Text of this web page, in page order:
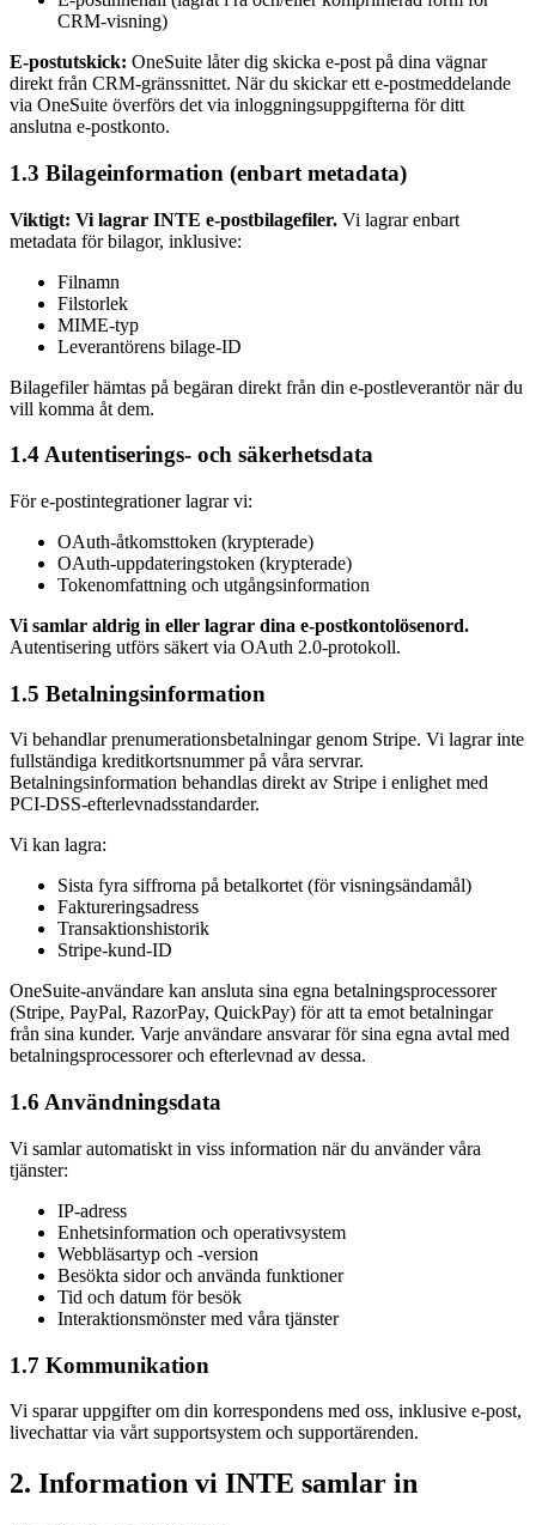
CRM-visning)
E-postutskick: OneSuite låter dig skicka e-post på dina vägnar
direkt från CRM-gränssnittet. När du skickar ett e-postmeddelande
via OneSuite överförs det via inloggningsuppgifterna för ditt
anslutna e-postkonto.
1.3 Bilageinformation (enbart metadata)
Viktigt: Vi lagrar INTE e-postbilagefiler. Vi lagrar enbart
metadata för bilagor, inklusive:
Filnamn
Filstorlek
MIME-typ
Leverantörens bilage-ID
Bilagefiler hämtas på begäran direkt från din e-postleverantör när du
vill komma åt dem.
1.4 Autentiserings- och säkerhetsdata
För e-postintegrationer lagrar vi:
OAuth-åtkomsttoken (krypterade)
OAuth-uppdateringstoken (krypterade)
Tokenomfattning och utgångsinformation
Vi samlar aldrig in eller lagrar dina e-postkontolösenord.
Autentisering utförs säkert via OAuth 2.0-protokoll.
1.5 Betalningsinformation
Vi behandlar prenumerationsbetalningar genom Stripe. Vi lagrar inte
fullständiga kreditkortsnummer på våra servrar.
Betalningsinformation behandlas direkt av Stripe i enlighet med
PCI-DSS-efterlevnadsstandarder.
Vi kan lagra:
Sista fyra siffrorna på betalkortet (för visningsändamål)
Faktureringsadress
Transaktionshistorik
Stripe-kund-ID
OneSuite-användare kan ansluta sina egna betalningsprocessorer
(Stripe, PayPal, RazorPay, QuickPay) för att ta emot betalningar
från sina kunder. Varje användare ansvarar för sina egna avtal med
betalningsprocessorer och efterlevnad av dessa.
1.6 Användningsdata
Vi samlar automatiskt in viss information när du använder våra
tjänster:
IP-adress
Enhetsinformation och operativsystem
Webbläsartyp och -version
Besökta sidor och använda funktioner
Tid och datum för besök
Interaktionsmönster med våra tjänster
1.7 Kommunikation
Vi sparar uppgifter om din korrespondens med oss, inklusive e-post,
livechattar via vårt supportsystem och supportärenden.
2. Information vi INTE samlar in